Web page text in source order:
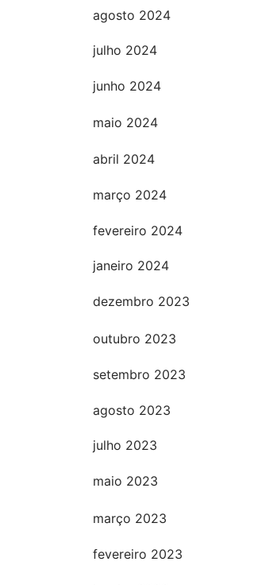
agosto 2024
julho 2024
junho 2024
maio 2024
abril 2024
março 2024
fevereiro 2024
janeiro 2024
dezembro 2023
outubro 2023
setembro 2023
agosto 2023
julho 2023
maio 2023
março 2023
fevereiro 2023